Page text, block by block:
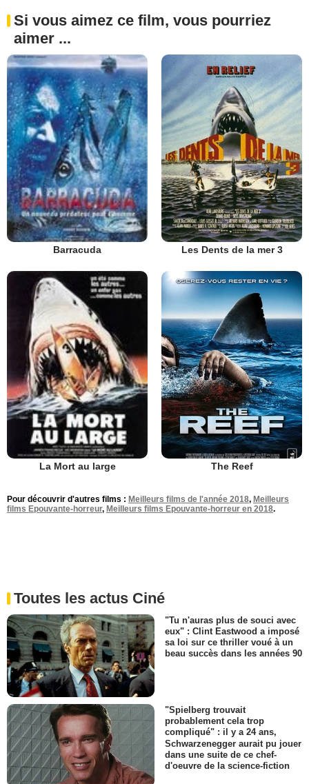
Si vous aimez ce film, vous pourriez
aimer ...
Barracuda Les Dents de la mer 3
La Mort au large The Reef
Pour découvrir d'autres films : Meilleurs films de l'année 2018, Meilleurs
films Epouvante-horreur, Meilleurs films Epouvante-horreur en 2018.
Toutes les actus Ciné
"Tu n'auras plus de souci avec
eux" : Clint Eastwood a imposé
sa loi sur ce thriller voué à un
beau succès dans les années 90
"Spielberg trouvait
probablement cela trop
compliqué" : il y a 24 ans,
Schwarzenegger aurait pu jouer
dans une suite de ce chef-
d'oeuvre de la science-fiction